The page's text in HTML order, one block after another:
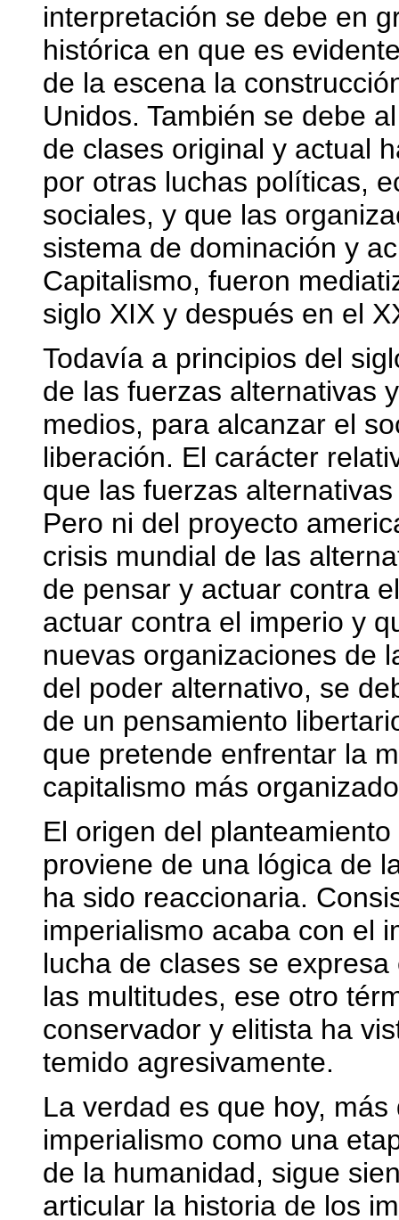
interpretación se debe en
histórica en que es
de la escena la
Unidos. También se debe
de clases original y actual
por otras luchas políticas,
sociales, y que las
sistema de dominación y
Capitalismo, fueron
siglo XIX y después en el
Todavía a principios del
de las fuerzas alternativas
medios, para alcanzar el
liberación. El carácter
que las fuerzas
Pero ni del proyecto
crisis mundial de las
de pensar y actuar contra
actuar contra el imperio y
nuevas organizaciones de
del poder alternativo, se
de un pensamiento
que pretende enfrentar la
capitalismo más
El origen del
proviene de una lógica de
ha sido reaccionaria.
imperialismo acaba con el
lucha de clases se
las multitudes, ese otro
conservador y elitista ha
temido agresivamente.
La verdad es que hoy,
imperialismo como una
de la humanidad, sigue
articular la historia de los